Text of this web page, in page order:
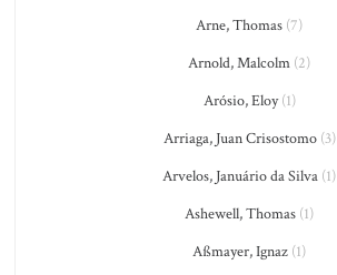
Arne, Thomas (7)
Arnold, Malcolm (2)
Arósio, Eloy(1)
Arriaga, Juan Crisostomo(3)
Arvelos, Januário da Silva (1)
Ashewell, Thomas (1)
Aßmayer, Ignaz (1)